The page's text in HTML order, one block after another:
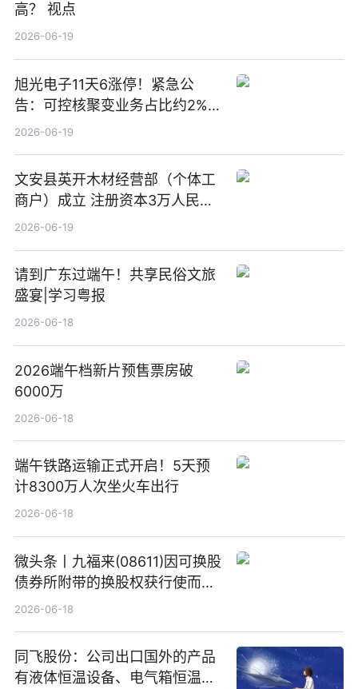
高？ 视点
2026-06-19
旭光电子11天6涨停！紧急公
告：可控核聚变业务占比约2%！
前沿热点
2026-06-19
文安县英开木材经营部（个体工
商户）成立 注册资本3万人民币
新要闻
2026-06-19
请到广东过端午！共享民俗文旅
盛宴|学习粤报
2026-06-18
2026端午档新片预售票房破
6000万
2026-06-18
端午铁路运输正式开启！5天预
计8300万人次坐火车出行
2026-06-18
微头条丨九福来(08611)因可换股
债券所附带的换股权获行使而发
行5200万股
2026-06-18
同飞股份：公司出口国外的产品
有液体恒温设备、电气箱恒温装